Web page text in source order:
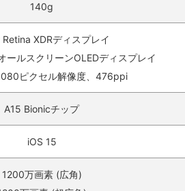
140g
XDRディスプレイ
ールスクリーンOLEDディスプレイ
ピクセル解像度、476ppi
A15 Bionicチップ
iOS 15
1200万画素 (広角)